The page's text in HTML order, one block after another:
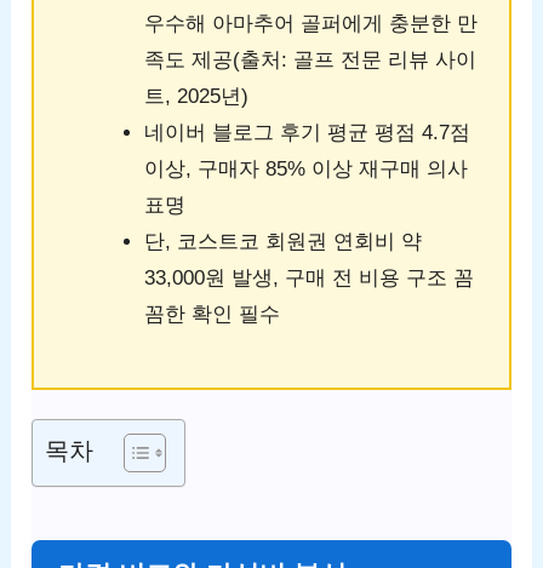
우수해 아마추어 골퍼에게 충분한 만
족도 제공(출처: 골프 전문 리뷰 사이
트, 2025년)
네이버 블로그 후기 평균 평점 4.7점
이상, 구매자 85% 이상 재구매 의사
표명
단, 코스트코 회원권 연회비 약
33,000원 발생, 구매 전 비용 구조 꼼
꼼한 확인 필수
목차